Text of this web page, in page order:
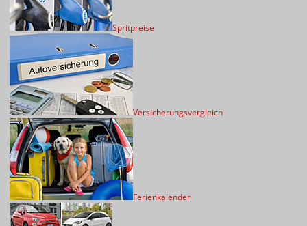
Spritpreise
Versicherungsvergleich
Ferienkalender